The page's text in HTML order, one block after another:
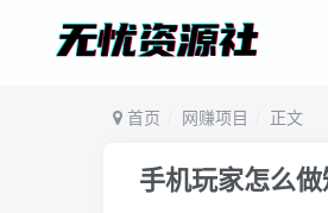
首页 网赚项目 正文
手机玩家怎么